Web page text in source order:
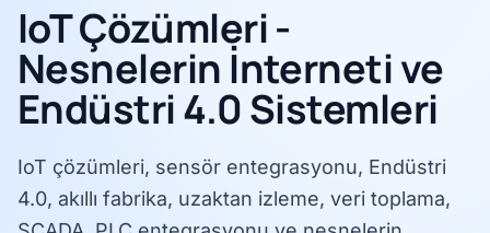
IoT Çözümleri -
Nesnelerin İnterneti ve
Endüstri 4.0 Sistemleri
IoT çözümleri, sensör entegrasyonu, Endüstri
4.0, akıllı fabrika, uzaktan izleme, veri toplama,